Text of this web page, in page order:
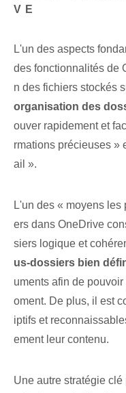
VE
L'un des aspects
des fonctionnalités de
n des fichiers stockés
organisation des
ouver rapidement et
rmations précieuses »
ail ».
L'un des « moyens
ers dans OneDrive
siers logique et
us-dossiers bien
uments afin de
oment. ⁤De plus, il est
iptifs et
ement leur contenu.
Une autre stratégie